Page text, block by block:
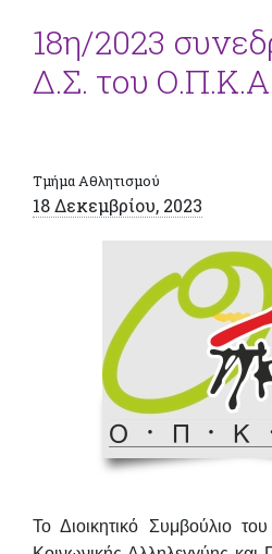
18η/2023
Δ.Σ. του
Τμήμα Αθλητισμού
18 Δεκεμβρίου, 2023
Το Διοικητικό Συμβούλιο